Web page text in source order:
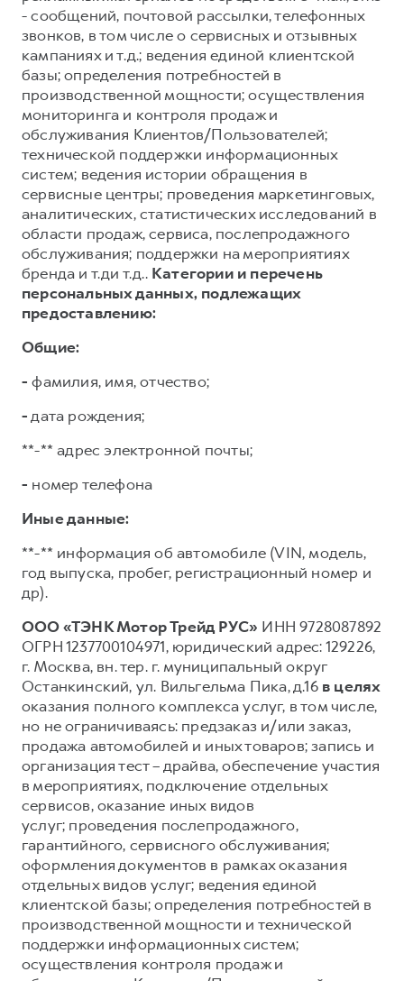
- сообщений, почтовой рассылки, телефонных
звонков, в том числе о сервисных и отзывных
кампаниях и т.д.; ведения единой клиентской
базы; определения потребностей в
производственной мощности; осуществления
мониторинга и контроля продаж и
обслуживания Клиентов/Пользователей;
технической поддержки информационных
систем; ведения истории обращения в
сервисные центры; проведения маркетинговых,
аналитических, статистических исследований в
области продаж, сервиса, послепродажного
обслуживания; поддержки на мероприятиях
бренда и т.ди т.д.. Категории и перечень
персональных данных, подлежащих
предоставлению:
Общие:
- фамилия, имя, отчество;
-дата рождения;
**-** адрес электронной почты;
- номер телефона
Иные данные:
**-** информация об автомобиле (VIN, модель,
год выпуска, пробег, регистрационный номер и
др).
ООО «ТЭНК Мотор Трейд РУС» ИНН 9728087892
ОГРН 1237700104971, юридический адрес: 129226,
г. Москва, вн. тер. г. муниципальный округ
Останкинский, ул. Вильгельма Пика, д.16 в целях
оказания полного комплекса услуг, в том числе,
но не ограничиваясь: предзаказ и/или заказ,
продажа автомобилей и иных товаров; запись и
организация тест – драйва, обеспечение участия
в мероприятиях, подключение отдельных
сервисов, оказание иных видов
услуг; проведения послепродажного,
гарантийного, сервисного обслуживания;
оформления документов в рамках оказания
отдельных видов услуг; ведения единой
клиентской базы; определения потребностей в
производственной мощности и технической
поддержки информационных систем;
осуществления контроля продаж и